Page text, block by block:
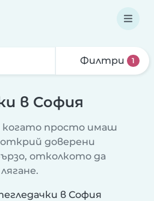
Филтри 1
в София
когато просто имаш
доверени
отколкото да
в София